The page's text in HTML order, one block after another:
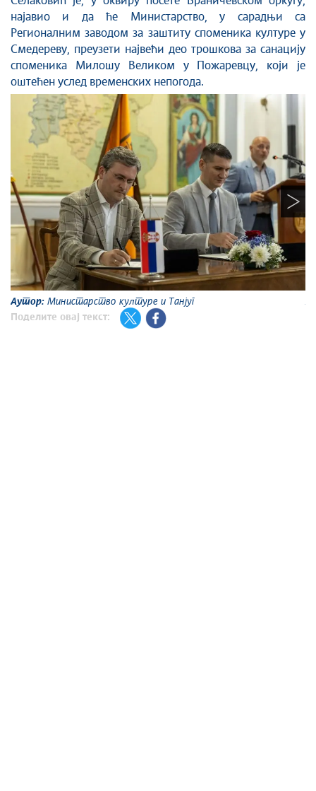
најавио и да ће Министарство, у сарадњи са
Регионалним заводом за заштиту споменика културе у
Смедереву, преузети највећи део трошкова за санацију
споменика Милошу Великом у Пожаревцу, који је
оштећен услед временских непогода.
Аутор: Министарство културе и Танјуг
Поделите овај текст: